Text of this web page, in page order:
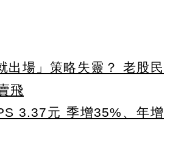
出場」策略失靈？ 老股民
飛
3.37元 季增35%、年增